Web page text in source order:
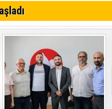
düştüklerine